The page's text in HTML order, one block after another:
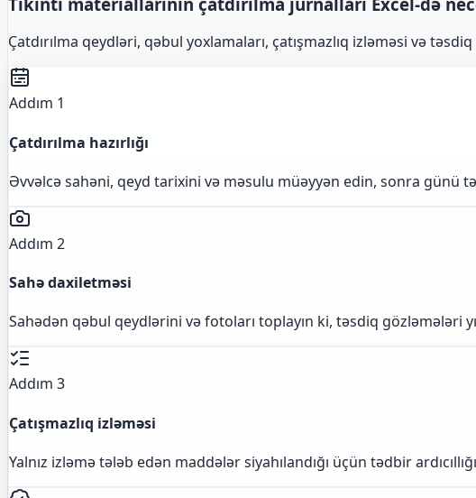
Çatdırılma qeydləri, qəbul yoxlamaları, çatışmazlıq izləməsi və
Addım 1
Çatdırılma hazırlığı
Əvvəlcə sahəni, qeyd tarixini və məsulu müəyyən edin, sonra günü
Addım 2
Sahə daxiletməsi
Sahədən qəbul qeydlərini və fotoları toplayın ki, təsdiq gözləmələri
Addım 3
Çatışmazlıq izləməsi
Yalnız izləmə tələb edən maddələr siyahılandığı üçün tədbir